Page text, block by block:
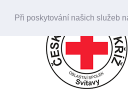
Při poskytování našich služeb